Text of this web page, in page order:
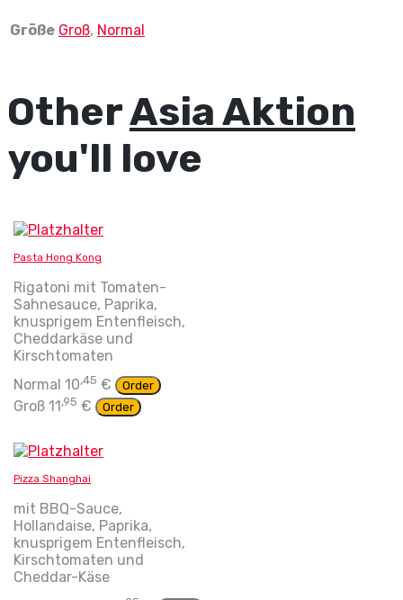
Größe Groß, Normal
OtherAsia Aktion
you'll love
Pasta Hong Kong
Rigatoni mit Tomaten-
Sahnesauce, Paprika,
knusprigem Entenfleisch,
Cheddarkäse und
Kirschtomaten
Normal 10,45 € Order
Groß 11 ,95 € Order
Produkt
weist
mehrere
auf.
Die
Optionen
können
auf
Pizza Shanghai
mit BBQ-Sauce,
Hollandaise, Paprika,
knusprigem Entenfleisch,
Kirschtomaten und
Cheddar-Käse